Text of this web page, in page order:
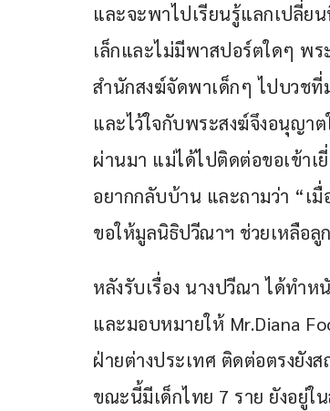
และจะพาไปเรียนรู้แลกเปลี่ย
เล็กและไม่มีพาสปอร์ตใดๆ พร
สำนักสงฆ์จัดพาเด็กๆ ไปบวช
และไว้ใจกับพระสงฆ์จึงอนุญาต
ผ่านมา แม่ได้ไปติดต่อขอเข้าเ
อยากกลับบ้าน และถามว่า “เ
ขอให้มูลนิธิปวีณาฯ ช่วยเหลือลู
หลังรับเรื่อง นางปวีณา ได้ทำห
และมอบหมายให้ Mr.Diana
ฝ่ายต่างประเทศ ติดต่อตรงยัง
ขณะนี้มีเด็กไทย 7 ราย ยังอยู่ใ